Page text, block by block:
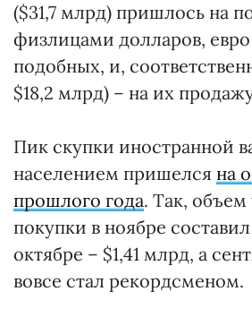
($31,7 млрд) пришлось на
физлицами долларов,
подобных, и,
$18,2 млрд) – на их
Пик скупки иностранной
населением пришелся на
прошлого года. Так, объем
покупки в ноябре
октябре – $1,41 млрд, а
вовсе стал рекордсменом.